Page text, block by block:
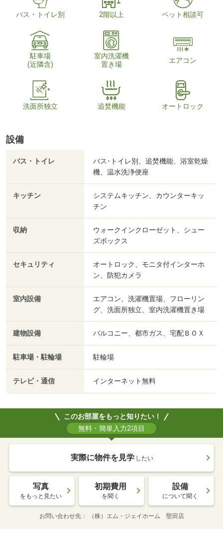
バス・トイレ別 2階以上 ペット相談可
駐車場
(近隣含)
室内洗濯機
置き場
エアコン
洗面所独立 追焚機能 オートロック
設備
バス・トイレ
バス･トイレ別、追焚機能、浴室乾燥
機、温水洗浄便座
キッチン
システムキッチン、カウンターキッ
チン
収納
ウォークインクローゼット、シュー
ズボックス
セキュリティ
オートロック、モニタ付インターホ
ン、防犯カメラ
室内設備
エアコン、洗濯機置場、フローリン
グ、洗面所独立、室内洗濯機置き場
建物設備 バルコニー、都市ガス、宅配ＢＯＸ
駐車場・駐輪場 駐輪場
テレビ・通信 インターネット無料
このお部屋をもっと知りたい！
無料・簡単入力2項目
実際に物件を見学 したい
写真
をもっと見たい
初期費用
を聞く
設備
について聞く
お問い合わせ先 （株）エム・ジェイホーム 堅田店